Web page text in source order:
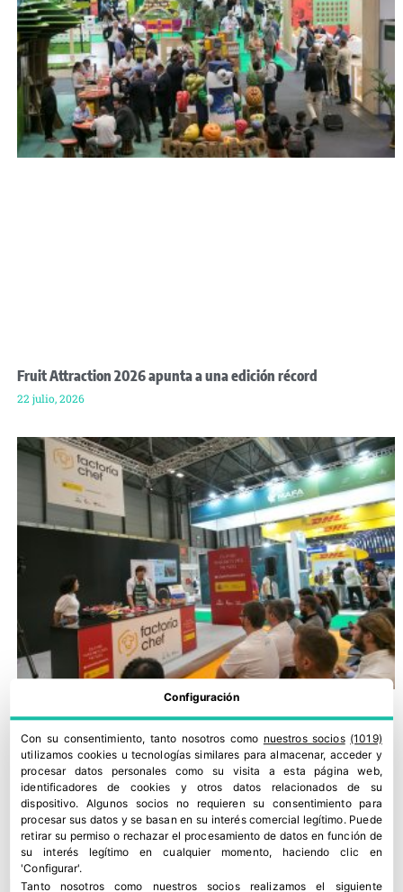
Fruit Attraction 2026 apunta a una edición récord
22 julio, 2026
Configuración
Con su consentimiento, tanto nosotros como nuestros socios (1019)
utilizamos cookies u tecnologías similares para almacenar, acceder y
procesar datos personales como su visita a esta página web,
identificadores de cookies y otros datos relacionados de su
dispositivo. Algunos socios no requieren su consentimiento para
procesar sus datos y se basan en su interés comercial legítimo. Puede
retirar su permiso o rechazar el procesamiento de datos en función de
su interés legítimo en cualquier momento, haciendo clic en
'Configurar'.
Tanto nosotros como nuestros socios realizamos el siguiente